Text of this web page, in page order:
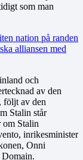
som man
nation på randen
alliansen med
och
av den
följt av den
Stalin står
om Stalin
inrikesminister
Onni